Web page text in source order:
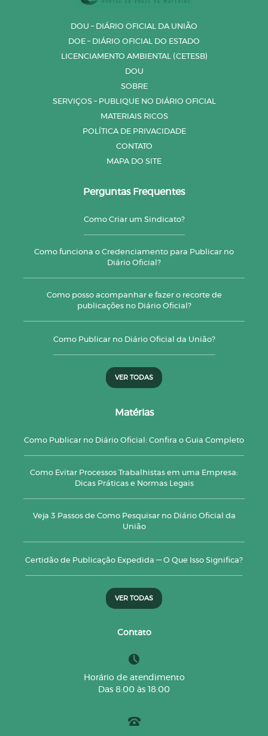
DOU – DIÁRIO OFICIAL DA UNIÃO
DOE – DIÁRIO OFICIAL DO ESTADO
LICENCIAMENTO AMBIENTAL (CETESB)
DOU
SOBRE
SERVIÇOS – PUBLIQUE NO DIÁRIO OFICIAL
MATERIAIS RICOS
POLÍTICA DE PRIVACIDADE
CONTATO
MAPA DO SITE
Perguntas Frequentes
Como Criar um Sindicato?
Como funciona o Credenciamento para Publicar no
Diário Oficial?
Como posso acompanhar e fazer o recorte de
publicações no Diário Oficial?
Como Publicar no Diário Oficial da União?
VER TODAS
Matérias
Como Publicar no Diário Oficial: Confira o Guia Completo
Como Evitar Processos Trabalhistas em uma Empresa:
Dicas Práticas e Normas Legais
Veja 3 Passos de Como Pesquisar no Diário Oficial da
União
Certidão de Publicação Expedida — O Que Isso Significa?
VER TODAS
Contato
Horário de atendimento
Das 8:00 às 18:00